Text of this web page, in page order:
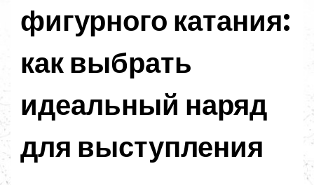
фигурного катания:
как выбрать
идеальный наряд
для выступления